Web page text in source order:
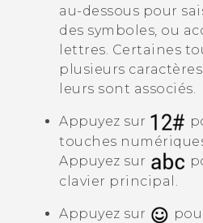
au-dessous pour
des symboles, ou
lettres. Certaines
plusieurs
leurs sont associés.
Appuyez sur
touches
Appuyez sur
clavier principal.
Appuyez sur